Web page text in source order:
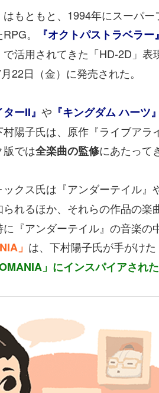
もともと、1994年にスーパー
。
『オクトパストラベラー』
で活用されてきた「HD-2D」表
22日（金）に発売された。
ーII』 や 『キングダム ハーツ』
陽子氏は、原作『ライブアラ
では全楽曲の監修にあたって
クス氏は『アンダーテイル』
れるほか、それらの作品の楽
『アンダーテイル』の音楽の
」 は、下村陽子氏が手がけ
」にインスパイアされ